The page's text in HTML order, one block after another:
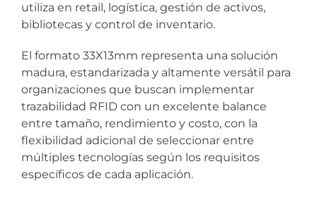
utiliza en retail, logística, gestión de activos,
bibliotecas y control de inventario.
El formato 33X13mm representa una solución
madura, estandarizada y altamente versátil para
organizaciones que buscan implementar
trazabilidad RFID con un excelente balance
entre tamaño, rendimiento y costo, con la
flexibilidad adicional de seleccionar entre
múltiples tecnologías según los requisitos
específicos de cada aplicación.